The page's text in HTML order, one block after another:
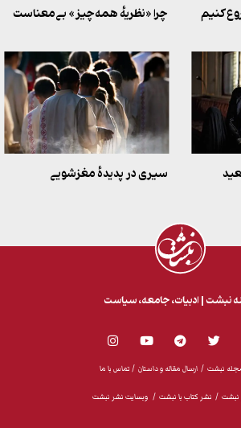
کنیم چرا «نظریهٔ همه‌چیز» بی‌معناست
سیری در پدیدهٔ مغزشویی
نبشت | ادبیات،‌ جامعه، سیاست
مجله نبشت/ارسال مقاله و داستان / تماس با ما
نبشت / نشر کتاب با نبشت /وبسایت نشر نبشت